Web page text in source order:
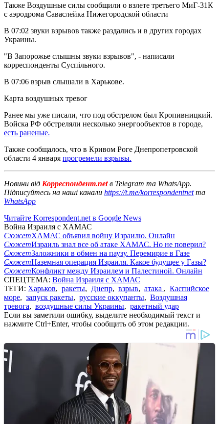
Также Воздушные силы сообщили о взлете третьего МиГ-31К
с аэродрома Саваслейка Нижегородской области
В 07:02 звуки взрывов также раздались и в других городах
Украины.
"В Запорожье слышны звуки взрывов", - написали
корреспонденты Суспільного.
В 07:06 взрыв слышали в Харькове.
Карта воздушных тревог
Ранее мы уже писали, что под обстрелом был Кропивницкий.
Войска РФ обстреляли несколько энергообъектов в городе,
есть раненые.
Также сообщалось, что в Кривом Роге Днепропетровской
области 4 января прогремели взрывы.
Новини від Корреспондент.netв Telegram та WhatsApp.
Підписуйтесь на наші канали https://t.me/korrespondentnetта
WhatsApp
Читайте Korrespondent.net в Google News
Война Израиля с ХАМАС
СюжетХАМАС объявил войну Израилю. Онлайн
СюжетИзраиль знал все об атаке ХАМАС. Но не поверил?
СюжетЗаложники в обмен на паузу. Перемирие в Газе
СюжетНаземная операция Израиля. Какое будущее у Газы?
СюжетКонфликт между Израилем и Палестиной. Онлайн
СПЕЦТЕМА: Война Израиля с ХАМАС
ТЕГИ: Харьков, ракеты, Днепр, взрыв, атака , Каспийское
море, запуск ракеты, русские оккупанты, Воздушная
тревога, воздушные силы Украины, ракетный удар
Если вы заметили ошибку, выделите необходимый текст и
нажмите Ctrl+Enter, чтобы сообщить об этом редакции.